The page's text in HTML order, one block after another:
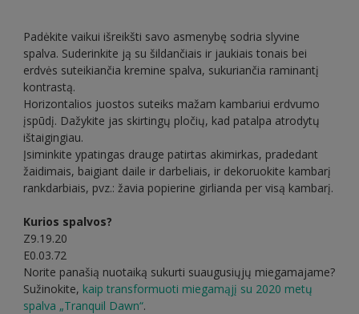
Padėkite vaikui išreikšti savo asmenybę sodria slyvine
spalva. Suderinkite ją su šildančiais ir jaukiais tonais bei
erdvės suteikiančia kremine spalva, sukuriančia raminantį
kontrastą.
Horizontalios juostos suteiks mažam kambariui erdvumo
įspūdį. Dažykite jas skirtingų pločių, kad patalpa atrodytų
ištaigingiau.
Įsiminkite ypatingas drauge patirtas akimirkas, pradedant
žaidimais, baigiant daile ir darbeliais, ir dekoruokite kambarį
rankdarbiais, pvz.: žavia popierine girlianda per visą kambarį.
Kurios spalvos?
Z9.19.20
E0.03.72
Norite panašią nuotaiką sukurti suaugusiųjų miegamajame?
Sužinokite, kaip transformuoti miegamąjį su 2020 metų
spalva „Tranquil Dawn“.